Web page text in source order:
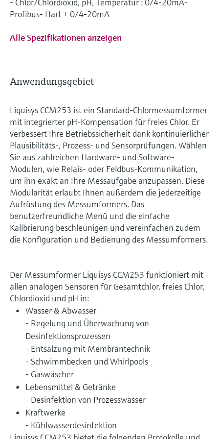
Profibus- Hart + 0/4-20mA
Alle Spezifikationen anzeigen
Anwendungsgebiet
Liquisys CCM253 ist ein Standard-Chlormessumformer
mit integrierter pH-Kompensation für freies Chlor. Er
verbessert Ihre Betriebssicherheit dank kontinuierlicher
Plausibilitäts-, Prozess- und Sensorprüfungen. Wählen
Sie aus zahlreichen Hardware- und Software-
Modulen, wie Relais- oder Feldbus-Kommunikation,
um ihn exakt an Ihre Messaufgabe anzupassen. Diese
Modularität erlaubt Ihnen außerdem die jederzeitige
Aufrüstung des Messumformers. Das
benutzerfreundliche Menü und die einfache
Kalibrierung beschleunigen und vereinfachen zudem
die Konfiguration und Bedienung des Messumformers.
Der Messumformer Liquisys CCM253 funktioniert mit
allen analogen Sensoren für Gesamtchlor, freies Chlor,
Chlordioxid und pH in:
Wasser & Abwasser
- Regelung und Überwachung von
Desinfektionsprozessen
- Entsalzung mit Membrantechnik
- Schwimmbecken und Whirlpools
- Gaswäscher
Lebensmittel & Getränke
- Desinfektion von Prozesswasser
Kraftwerke
- Kühlwasserdesinfektion